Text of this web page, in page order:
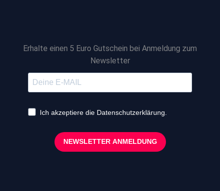
Erhalte einen 5 Euro Gutschein bei Anmeldung zum
Newsletter
Ich akzeptiere die Datenschutzerklärung.
NEWSLETTER ANMELDUNG